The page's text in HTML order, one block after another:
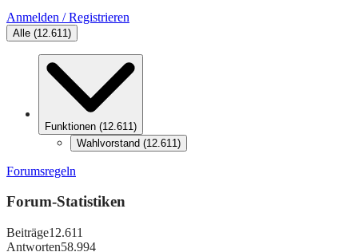
Anmelden / Registrieren
Alle (12.611)
Funktionen (12.611)
Wahlvorstand (12.611)
Forumsregeln
Forum-Statistiken
Beiträge12.611
Antworten58.994